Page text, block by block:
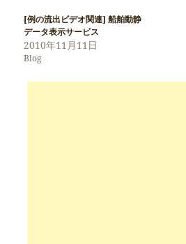
[例の流出ビデオ関連] 船舶動静
データ表示サービス
2010年11月11日
Blog